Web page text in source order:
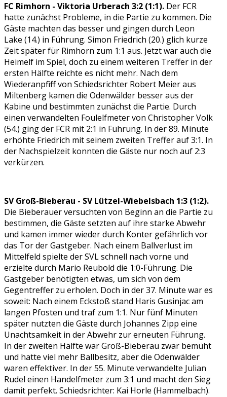
FC Rimhorn - Viktoria Urberach 3:2 (1:1). Der FCR
hatte zunächst Probleme, in die Partie zu kommen. Die
Gäste machten das besser und gingen durch Leon
Lake (14.) in Führung. Simon Friedrich (20.) glich kurze
Zeit später für Rimhorn zum 1:1 aus. Jetzt war auch die
Heimelf im Spiel, doch zu einem weiteren Treffer in der
ersten Hälfte reichte es nicht mehr. Nach dem
Wiederanpfiff von Schiedsrichter Robert Meier aus
Miltenberg kamen die Odenwälder besser aus der
Kabine und bestimmten zunächst die Partie. Durch
einen verwandelten Foulelfmeter von Christopher Volk
(54.) ging der FCR mit 2:1 in Führung. In der 89. Minute
erhöhte Friedrich mit seinem zweiten Treffer auf 3:1. In
der Nachspielzeit konnten die Gäste nur noch auf 2:3
verkürzen.
SV Groß-Bieberau - SV Lützel-Wiebelsbach 1:3 (1:2).
Die Bieberauer versuchten von Beginn an die Partie zu
bestimmen, die Gäste setzten auf ihre starke Abwehr
und kamen immer wieder durch Konter gefährlich vor
das Tor der Gastgeber. Nach einem Ballverlust im
Mittelfeld spielte der SVL schnell nach vorne und
erzielte durch Mario Reubold die 1:0-Führung. Die
Gastgeber benötigten etwas, um sich von dem
Gegentreffer zu erholen. Doch in der 37. Minute war es
soweit: Nach einem Eckstoß stand Haris Gusinjac am
langen Pfosten und traf zum 1:1. Nur fünf Minuten
später nutzten die Gäste durch Johannes Zipp eine
Unachtsamkeit in der Abwehr zur erneuten Führung.
In der zweiten Hälfte war Groß-Bieberau zwar bemüht
und hatte viel mehr Ballbesitz, aber die Odenwälder
waren effektiver. In der 55. Minute verwandelte Julian
Rudel einen Handelfmeter zum 3:1 und macht den Sieg
damit perfekt. Schiedsrichter: Kai Horle (Hammelbach).